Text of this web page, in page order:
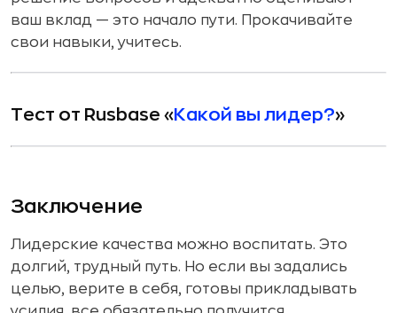
ваш вклад — это начало пути. Прокачивайте
свои навыки, учитесь.
Тест от Rusbase «Какой вы лидер?»
Заключение
Лидерские качества можно воспитать. Это
долгий, трудный путь. Но если вы задались
целью, верите в себя, готовы прикладывать